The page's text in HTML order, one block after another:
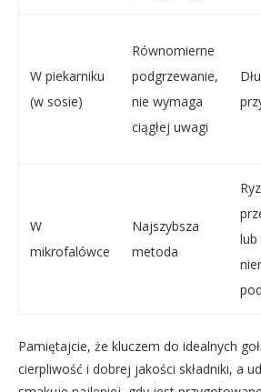
W piekarniku
(w sosie)
Równomierne
podgrzewanie,
nie wymaga
ciągłej uwagi
W
mikrofalówce
Najszybsza
metoda
lub
Pamiętajcie, że kluczem do idealnych
cierpliwość i dobrej jakości składniki, a